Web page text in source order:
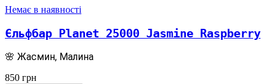
Немає в наявності
Єльфбар Planet 25000 Jasmine Raspberry
🌸 Жасмин, Малина
850 грн